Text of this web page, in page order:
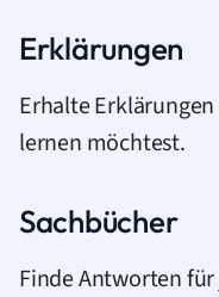
Erklärungen
Erhalte
lernen möchtest.
Sachbücher
Finde Antworten für